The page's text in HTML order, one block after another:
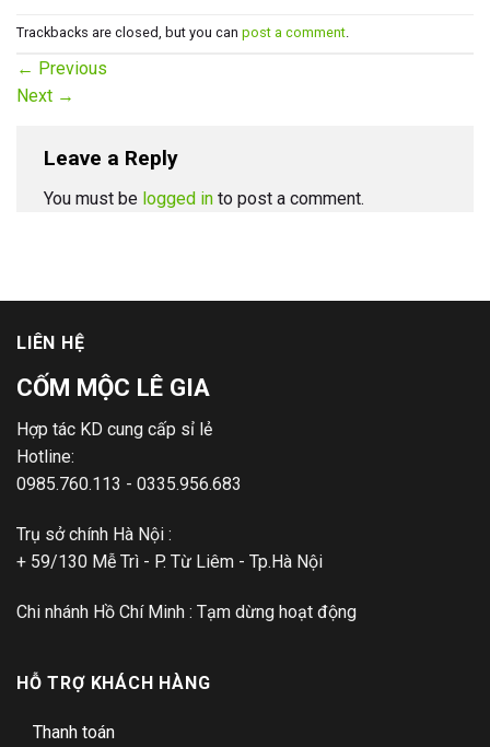
Trackbacks are closed, but you can post a comment.
← Previous
Next →
Leave a Reply
You must be logged in to post a comment.
LIÊN HỆ
CỐM MỘC LÊ GIA
Hợp tác KD cung cấp sỉ lẻ
Hotline:
0985.760.113 - 0335.956.683
Trụ sở chính Hà Nội :
+ 59/130 Mễ Trì - P. Từ Liêm - Tp.Hà Nội
Chi nhánh Hồ Chí Minh : Tạm dừng hoạt động
HỖ TRỢ KHÁCH HÀNG
Thanh toán